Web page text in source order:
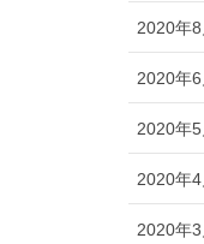
2020年8
2020年6
2020年5
2020年4
2020年3